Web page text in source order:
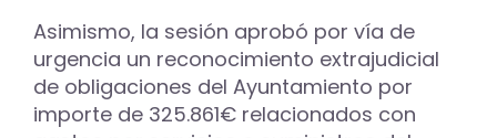
Asimismo, la sesión aprobó por vía de
urgencia un reconocimiento extrajudicial
de obligaciones del Ayuntamiento por
importe de 325.861€ relacionados con